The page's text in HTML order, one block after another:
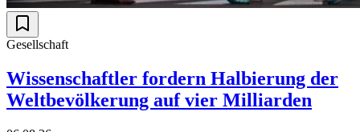
Gesellschaft
Wissenschaftler fordern Halbierung der
Weltbevölkerung auf vier Milliarden